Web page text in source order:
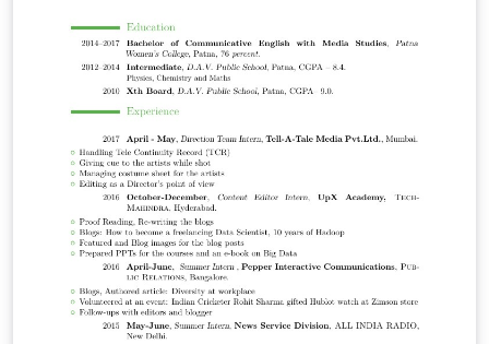
trigonométrica: tan^{-1}(x)=\frac{I}{Q} No se usa el
paquete babel ya que entra en conflicto con circuitikz e
impide visualizar las flechas de los distintos nodos. El
diagrama fue adaptado de la página web
http://www.rfwireless-world.com/Terminology/MSK-
GMSK.html y fue compilado con una versión del
paquete Circuitikz anterior a la 0.6 por lo que puede
haber diferencias en la orientación de las flechas
procedentes del oscilador local.